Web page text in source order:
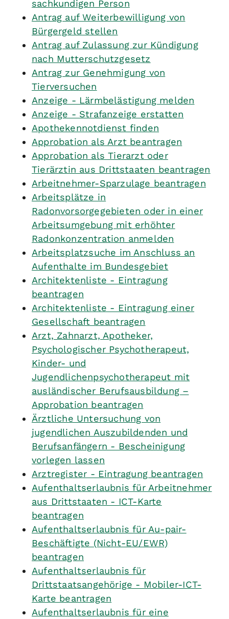
sachkundigen Person
Antrag auf Weiterbewilligung von
Bürgergeld stellen
Antrag auf Zulassung zur Kündigung
nach Mutterschutzgesetz
Antrag zur Genehmigung von
Tierversuchen
Anzeige - Lärmbelästigung melden
Anzeige - Strafanzeige erstatten
Apothekennotdienst finden
Approbation als Arzt beantragen
Approbation als Tierarzt oder
Tierärztin aus Drittstaaten beantragen
Arbeitnehmer-Sparzulage beantragen
Arbeitsplätze in
Radonvorsorgegebieten oder in einer
Arbeitsumgebung mit erhöhter
Radonkonzentration anmelden
Arbeitsplatzsuche im Anschluss an
Aufenthalte im Bundesgebiet
Architektenliste - Eintragung
beantragen
Architektenliste - Eintragung einer
Gesellschaft beantragen
Arzt, Zahnarzt, Apotheker,
Psychologischer Psychotherapeut,
Kinder- und
Jugendlichenpsychotherapeut mit
ausländischer Berufsausbildung –
Approbation beantragen
Ärztliche Untersuchung von
jugendlichen Auszubildenden und
Berufsanfängern - Bescheinigung
vorlegen lassen
Arztregister - Eintragung beantragen
Aufenthaltserlaubnis für Arbeitnehmer
aus Drittstaaten - ICT-Karte
beantragen
Aufenthaltserlaubnis für Au-pair-
Beschäftigte (Nicht-EU/EWR)
beantragen
Aufenthaltserlaubnis für
Drittstaatsangehörige - Mobiler-ICT-
Karte beantragen
Aufenthaltserlaubnis für eine